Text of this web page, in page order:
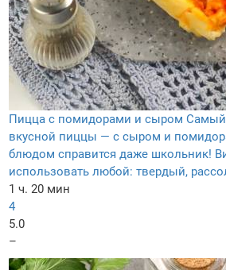
Пицца с помидорами и сыром Самый
вкусной пиццы — с сыром и
блюдом справится даже школьник!
использовать любой: твердый,
1 ч. 20 мин
4
5.0
–